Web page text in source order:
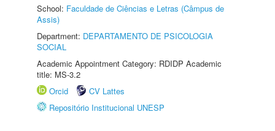
School: Faculdade de Ciências e Letras (Câmpus de
Assis)
Department: DEPARTAMENTO DE PSICOLOGIA
SOCIAL
Academic Appointment Category: RDIDP Academic
title: MS-3.2
Orcid
CV Lattes
Repositório Institucional UNESP